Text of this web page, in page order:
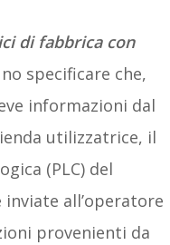
di fabbrica con
specificare che,
informazioni dal
utilizzatrice, il
(PLC) del
all’operatore
provenienti da